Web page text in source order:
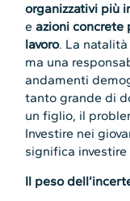
organizzativi più
eazioni concrete
lavoro. La
ma una
andamenti
tanto grande di
un figlio, il
Investire nei
significa investire
Il peso